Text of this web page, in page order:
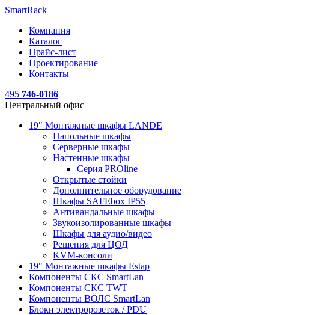
SmartRack
Компания
Каталог
Прайс-лист
Проектирование
Контакты
495 746-0186
Центральный офис
19" Монтажные шкафы LANDE
Напольные шкафы
Серверные шкафы
Настенные шкафы
Серия PROline
Открытые стойки
Дополнительное оборудование
Шкафы SAFEbox IP55
Антивандальные шкафы
Звукоизолированные шкафы
Шкафы для аудио/видео
Решения для ЦОД
KVM-консоли
19" Монтажные шкафы Estap
Компоненты СКС SmartLan
Компоненты СКС TWT
Компоненты ВОЛС SmartLan
Блоки электророзеток / PDU